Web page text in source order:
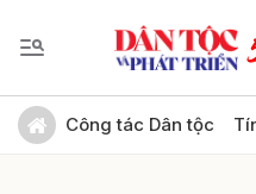
Công tác Dân tộc
Gửi bình luận